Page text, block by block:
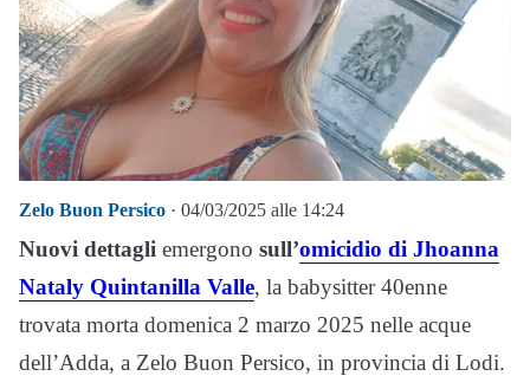
Zelo Buon Persico · 04/03/2025 alle 14:24
Nuovi dettagli emergono sull’omicidio di Jhoanna
Nataly Quintanilla Valle, la babysitter 40enne
trovata morta domenica 2 marzo 2025 nelle acque
dell’Adda, a Zelo Buon Persico, in provincia di Lodi.